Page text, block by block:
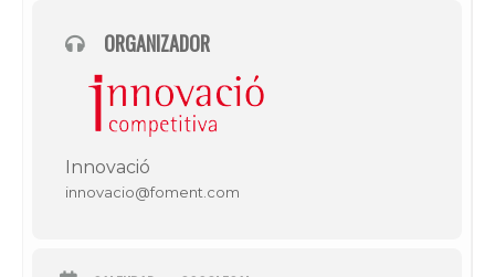
ORGANIZADOR
Innovació
innovacio@foment.com